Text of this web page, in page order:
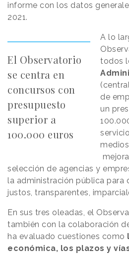
informe con los datos
2021.
El Observatorio
se centra en
concursos con
presupuesto
superior a
100.000 euros
A lo
todos
de
un
selección de agencias y
la administración pública para
justos, transparentes,
En sus tres oleadas, el
también con la colaboración
ha evaluado cuestiones como
económica, los plazos y